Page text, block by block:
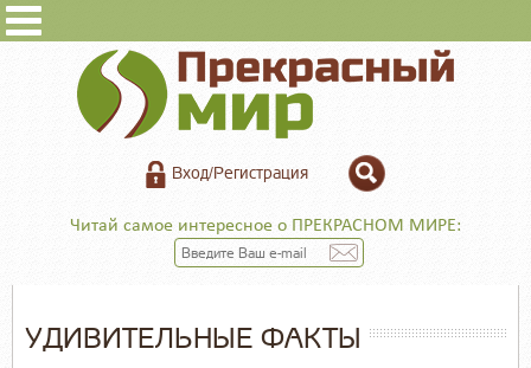
Вход/Регистрация
Читай самое интересное о ПРЕКРАСНОМ МИРЕ:
УДИВИТЕЛЬНЫЕ ФАКТЫ